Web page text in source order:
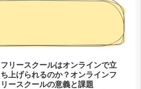
フリースクールはオンラインで立
ち上げられるのか？オンラインフ
リースクールの意義と課題